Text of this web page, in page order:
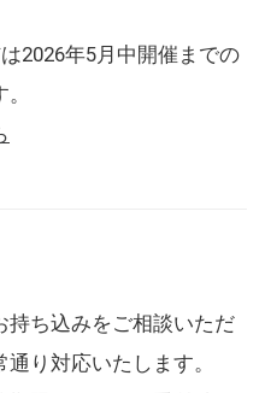
2026年5月中開催までの
持ち込みをご相談いただ
り対応いたします。